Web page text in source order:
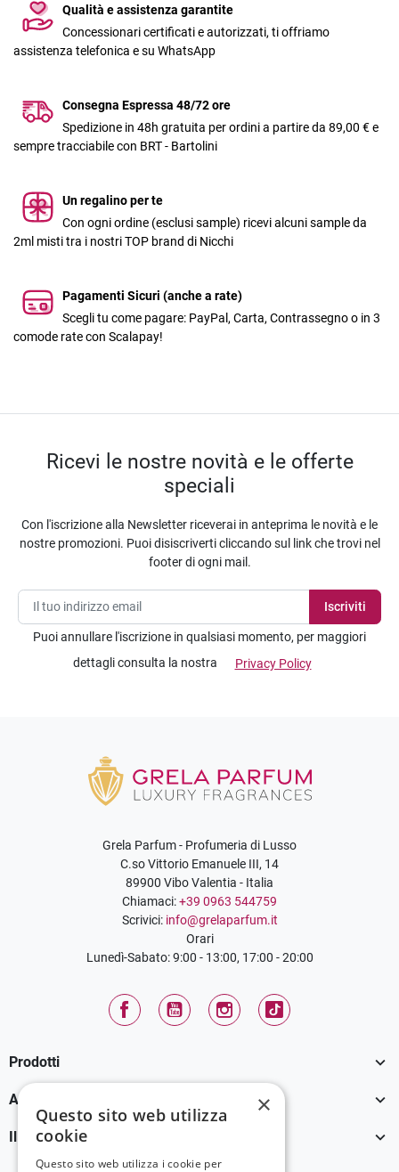
Qualità e assistenza garantite
Concessionari certificati e autorizzati, ti offriamo
assistenza telefonica e su WhatsApp
Consegna Espressa 48/72 ore
Spedizione in 48h gratuita per ordini a partire da 89,00 € e
sempre tracciabile con BRT - Bartolini
Un regalino per te
Con ogni ordine (esclusi sample) ricevi alcuni sample da
2ml misti tra i nostri TOP brand di Nicchi
Pagamenti Sicuri (anche a rate)
Scegli tu come pagare: PayPal, Carta, Contrassegno o in 3
comode rate con Scalapay!
Ricevi le nostre novità e le offerte
speciali
Con l'iscrizione alla Newsletter riceverai in anteprima le novità e le
nostre promozioni. Puoi disiscriverti cliccando sul link che trovi nel
footer di ogni mail.
Puoi annullare l'iscrizione in qualsiasi momento, per maggiori
dettagli consulta la nostra
Privacy Policy
Grela Parfum - Profumeria di Lusso
C.so Vittorio Emanuele III, 14
89900 Vibo Valentia - Italia
Chiamaci:+39 0963 544759
Scrivici: info@grelaparfum.it
Orari
Lunedì-Sabato: 9:00 - 13:00, 17:00 - 20:00
FacebookYouTube InstagramTikTok
Prodotti 
Assistenza Clienti 
Il tuo account 
×
Questo sito web utilizza
cookie
Questo sito web utilizza i cookie per